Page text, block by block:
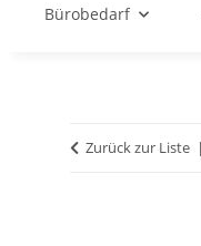
Bürobedarf
Zurück zur Liste